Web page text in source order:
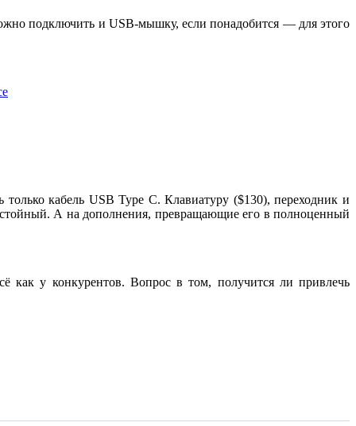
подключить и USB-мышку, если понадобится — для этого
кабель USB Type C. Клавиатуру ($130), переходник и
А на дополнения, превращающие его в полноценный
как у конкурентов. Вопрос в том, получится ли привлечь